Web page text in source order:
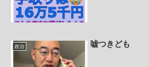
政治 嘘つきども